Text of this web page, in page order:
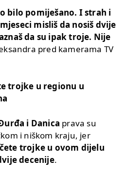
bilo pomiješano. I strah i
misliš da nosiš dvije
da su ipak troje. Nije
pred kamerama TV
trojke u regionu u
i Danica prava su
i niškom kraju, jer
trojke u ovom dijelu
decenije.